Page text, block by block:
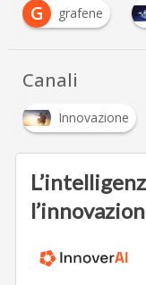
G
grafene
Canali
Innovazione